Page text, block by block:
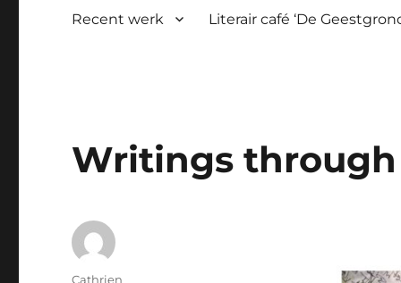
Recent werk Literair café ‘De
Writings
Auteur
Cathrien